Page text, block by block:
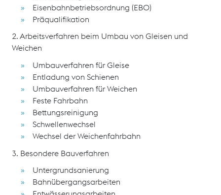
Eisenbahnbetriebsordnung (EBO)
Präqualifikation
2. Arbeitsverfahren beim Umbau von Gleisen und
Weichen
Umbauverfahren für Gleise
Entladung von Schienen
Umbauverfahren für Weichen
Feste Fahrbahn
Bettungsreinigung
Schwellenwechsel
Wechsel der Weichenfahrbahn
3. Besondere Bauverfahren
Untergrundsanierung
Bahnübergangsarbeiten